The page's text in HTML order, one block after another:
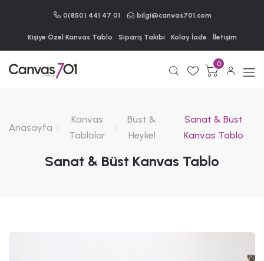
0(850) 441 47 01 bilgi@canvas701.com
Kişiye Özel Kanvas Tablo Sipariş Takibi Kolay İade İletişim
0
Anasayfa
Kanvas
Tablolar
Büst &
Heykel
Sanat & Büst
Kanvas Tablo
Sanat & Büst Kanvas Tablo